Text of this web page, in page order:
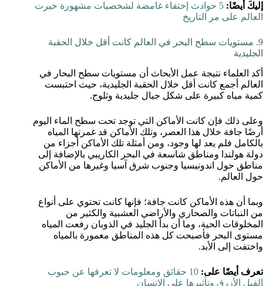
إليكَ أيضًا:
5 حوادث إختفاء غامضة لشخصيات مشهورة حيرت
العالم على مر التاريخ
9. مستويات سطح البحر في العالم كانت أقل خلال الحقبة
الجليدية
أكد العلماء نتيجة عمل الأبحاث أن مستويات سطح البحار في
العالم أجمع كانت أقل خلال الحقبة الجليدية، حيث احتبست
كمية مياه كبيرة على شكل جبال جليدية وثلوج.
وعلى ذلك فإن كانت الأماكن التي توجد تحت سطح الماء اليوم
أرضًا جافة خلال هذا العصر، وتلك الأماكن قد غمرتها المياه
بالكامل فلم يعد لها وجود، ومن أمثلة تلك الأماكن أجزاء من
دولة هولندا ومناطق شاسعة في البحر الكاريبي بالإضافة إلى
مناطق حول اندونيسيا وجنوب شرق آسيا وغيرها من الأماكن
حول العالم.
وبما أن هذه الأماكن كانت جافة؛ فإنها كانت تحتوي على أنواع
من النباتات والصحاري والأراضي العشبية والكثير من
المخلوقات الحية، وما أن بدأ الجليد في الذوبان رفعت المياه
مستوى البحر فأصبحت كل هذه المناطق مغمورة بالمياه
واختفت إلى الأبد.
تعرف أيضًا على:
10 حقائق ومعلومات لا تعرفها عن حبوب
الفيل الأزرق وتأثيرها على الإنسان